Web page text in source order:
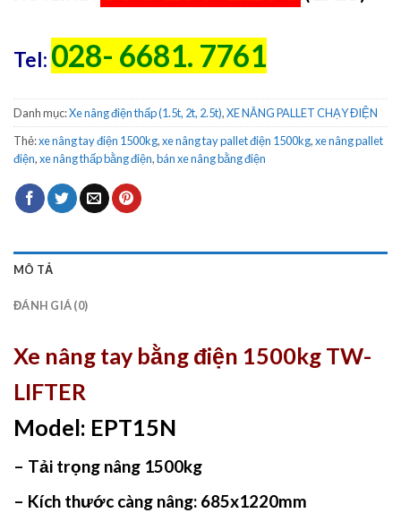
Tel: 028- 6681. 7761
Danh mục:Xe nâng điện thấp (1.5t, 2t, 2.5t),XE NÂNG PALLET CHẠY ĐIỆN
Thẻ:xe nâng tay điện 1500kg,xe nâng tay pallet điện 1500kg,xe nâng pallet
điện,xe nâng thấp bằng điện,bán xe nâng bằng điện
MÔ TẢ
ĐÁNH GIÁ (0)
Xe nâng tay bằng điện 1500kg TW-
LIFTER
Model: EPT15N
– Tải trọng nâng 1500kg
– Kích thước càng nâng: 685x1220mm